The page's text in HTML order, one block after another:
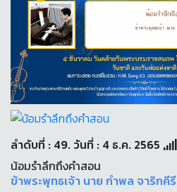
ลำดับที่ : 49. วันที่ : 4 ธ.ค. 2565
น้อมรำลึกถึงคำสอน
ข้าพระพุทธเจ้า นาย กำพล จาริกคีรี